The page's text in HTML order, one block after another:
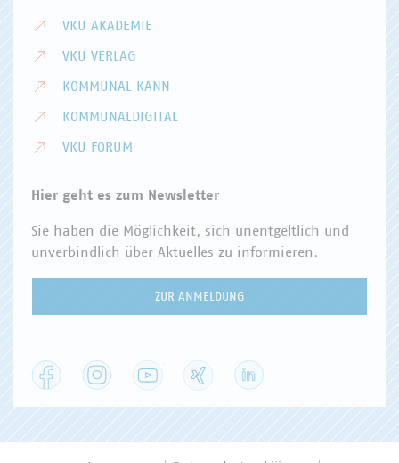
VKU AKADEMIE
VKU VERLAG
KOMMUNAL KANN
KOMMUNALDIGITAL
VKU FORUM
Hier geht es zum Newsletter
Sie haben die Möglichkeit, sich unentgeltlich und
unverbindlich über Aktuelles zu informieren.
ZUR ANMELDUNG
Facebook Instagram YouTube